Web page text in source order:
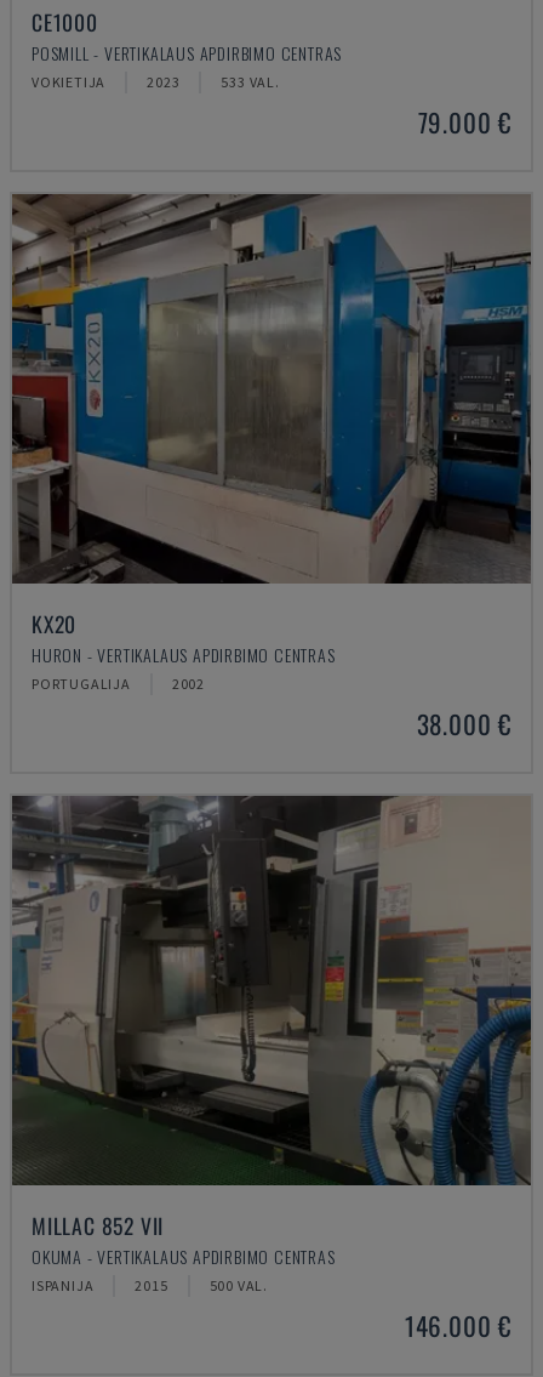
CE1000
POSMILL - VERTIKALAUS APDIRBIMO CENTRAS
VOKIETIJA 2023 533 VAL.
79.000 €
KX20
HURON - VERTIKALAUS APDIRBIMO CENTRAS
PORTUGALIJA 2002
38.000 €
MILLAC 852 VII
OKUMA - VERTIKALAUS APDIRBIMO CENTRAS
ISPANIJA 2015 500 VAL.
146.000 €